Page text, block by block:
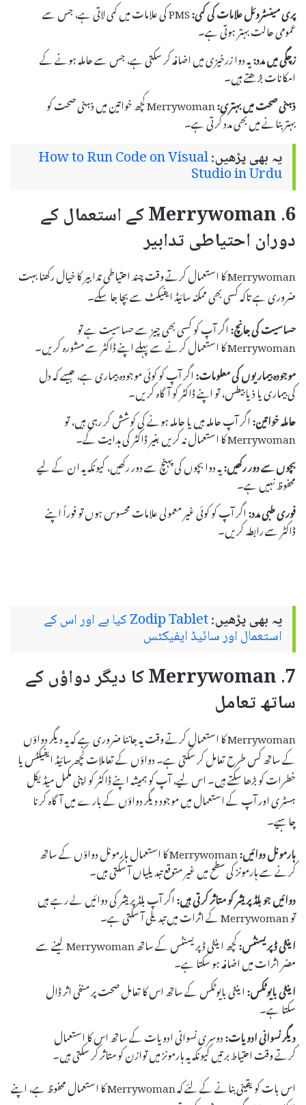
پری مینسٹروئل علامات کی کمی: PMS کی علامات میں کمی لاتی ہے، جس سے
عمومی حالت بہتر ہوتی ہے۔
زچگی میں مدد:یہ دوا زرخیزی میں اضافہ کر سکتی ہے، جس سے حاملہ ہونے کے
امکانات بڑھتے ہیں۔
ذہنی صحت میں بہتری:
Merrywoman کچھ خواتین میں ذہنی صحت کو
بہتر بنانے میں بھی مدد کرتی ہے۔
یہ بھی پڑھیں:How to Run Code on Visual
Studio in Urdu
6. Merrywoman کے استعمال کے
دوران احتیاطی تدابیر
Merrywoman کا استعمال کرتے وقت چند احتیاطی تدابیر کا خیال رکھنا بہت
ضروری ہے تاکہ کسی بھی ممکنہ سائیڈ ایفیکٹ سے بچا جا سکے۔
حساسیت کی جانچ:اگر آپ کو کسی بھی چیز سے حساسیت ہے تو
Merrywoman کا استعمال کرنے سے پہلے اپنے ڈاکٹر سے مشورہ کریں۔
موجودہ بیماریوں کی معلومات:اگر آپ کو کوئی موجودہ بیماری ہے، جیسے کہ دل
کی بیماری یا ذیابیطس، تو اپنے ڈاکٹر کو آگاہ کریں۔
حاملہ خواتین:اگر آپ حاملہ ہیں یا حاملہ ہونے کی کوشش کر رہی ہیں، تو
Merrywoman کا استعمال نہ کریں بغیر ڈاکٹر کی ہدایت کے۔
بچوں سے دور رکھیں:یہ دوا بچوں کی پہنچ سے دور رکھیں، کیونکہ یہ ان کے لیے
محفوظ نہیں ہے۔
فوری طبی مدد:اگر آپ کو کوئی غیر معمولی علامات محسوس ہوں تو فوراً اپنے
ڈاکٹر سے رابطہ کریں۔
یہ بھی پڑھیں: Zodip Tablet کیا ہے اور اس کے
استعمال اور سائیڈ ایفیکٹس
7. Merrywoman کا دیگر دواؤں کے
ساتھ تعامل
Merrywoman کا استعمال کرتے وقت یہ جاننا ضروری ہے کہ یہ دیگر دواؤں
کے ساتھ کس طرح تعامل کر سکتی ہے۔ دواؤں کے تعاملات کچھ سائیڈ ایفیکٹس یا
خطرات کو بڑھا سکتے ہیں۔ اس لیے، آپ کو ہمیشہ اپنے ڈاکٹر کو اپنی مکمل میڈیکل
ہسٹری اور آپ کے استعمال میں موجود دیگر دواؤں کے بارے میں آگاہ کرنا
چاہیے۔
ہارمونل دوائیں:
Merrywoman کا استعمال ہارمونل دواؤں کے ساتھ
کرنے سے ہارمونز کی سطح میں غیر متوقع تبدیلیاں آ سکتی ہیں۔
دوائیں جو بلڈ پریشر کو متاثر کرتی ہیں:اگر آپ بلڈ پریشر کی دوائیں لے رہے ہیں
تو Merrywoman کے اثرات میں تبدیلی آ سکتی ہے۔
اینٹی ڈپریسنٹس:
کچھ اینٹی ڈپریسنٹس کے ساتھ Merrywoman لینے سے
مضر اثرات میں اضافہ ہو سکتا ہے۔
اینٹی بایوٹکس:اینٹی بایوٹکس کے ساتھ اس کا تعامل صحت پر منفی اثر ڈال
سکتا ہے۔
دیگر نسوانی ادویات:دوسری نسوانی ادویات کے ساتھ اس کا استعمال
کرتے وقت احتیاط برتیں کیونکہ یہ ہارمونز میں توازن کو متاثر کر سکتی ہیں۔
اس بات کو یقینی بنانے کے لئے کہ Merrywoman کا استعمال محفوظ ہے، اپنے